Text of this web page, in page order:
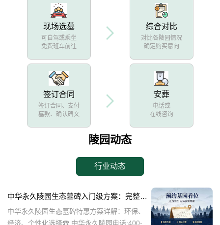
现场选墓
可自驾或乘坐
免费班车前往
综合对比
对比各陵园情况
确定购买意向
签订合同
签订合同、支付
墓款、确认碑文
安葬
电话或
在线咨询
陵园动态
行业动态
中华永久陵园生态墓碑入门级方案：完整报价与一站式服务打包特惠解析
中华永久陵园生态墓碑特惠方案详解：环保、
经济、个性化选择☎ 中华永久陵园电话:400-